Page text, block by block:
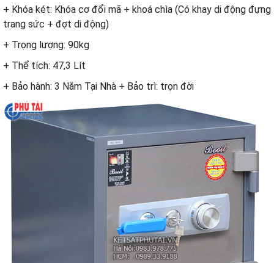
+ Khóa két: Khóa cơ đổi mã + khoá chìa (Có khay di động đựng
trang sức + đợt di động)
+ Trọng lượng: 90kg
+ Thể tích: 47,3 Lít
+ Bảo hành: 3 Năm Tại Nhà + Bảo trì: trọn đời